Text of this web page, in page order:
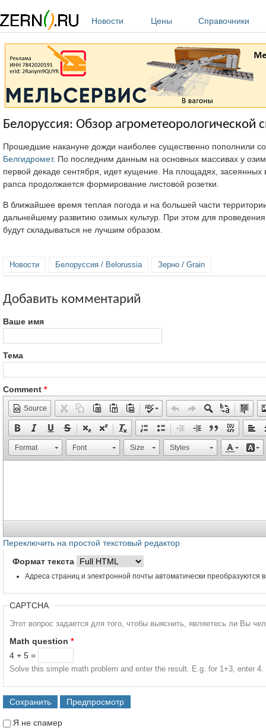
Новости
Цены Справочники
Белоруссия: Обзор агрометеорологической
Прошедшие накануне дожди наиболее существенно пополнили
Белгидромет. По последним данным на основных массивах у
первой декаде сентября, идет кущение. На площадях,
рапса продолжается формирование листовой розетки.
В ближайшее время теплая погода и на большей части
дальнейшему развитию озимых культур. При этом для
будут складываться не лучшим образом.
Новости Белоруссия / Belorussia Зерно / Grain
Добавить комментарий
Ваше имя
Тема
Comment *
Source
Format Font Size Styles
Переключить на простой текстовый редактор
Формат текста
Адреса страниц и электронной почты автоматически преобразуются
CAPTCHA
Этот вопрос задается для того, чтобы выяснить, являетесь ли Вы
Math question *
4 + 5 =
Solve this simple math problem and enter the result. E.g. for 1+3, enter 4.
Я не спамер